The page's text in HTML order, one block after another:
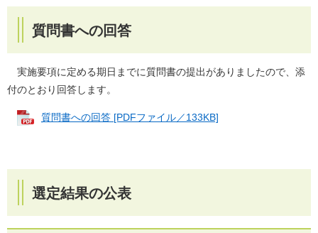
質問書への回答
実施要項に定める期日までに質問書の提出がありましたので、添
付のとおり回答します。
質問書への回答 [PDFファイル／133KB]
選定結果の公表